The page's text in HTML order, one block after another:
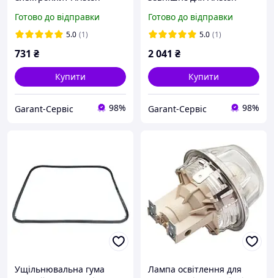
Оригінал
Готово до відправки
5.0 (1)
731 ₴
Купити
Garant-Сервіс 98%
Готово до відправки
5.0 (1)
2 041 ₴
Купити
Garant-Сервіс 98%
Ущільнювальна гума
Лампа освітлення для